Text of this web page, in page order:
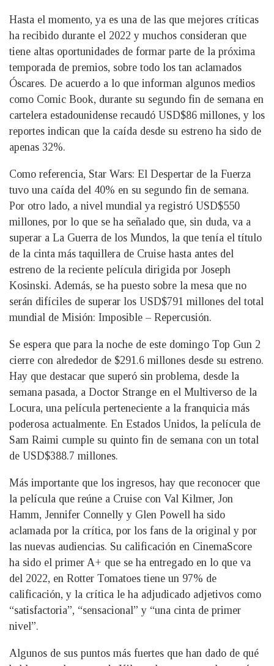
Hasta el momento, ya es una de las que mejores críticas
ha recibido durante el 2022 y muchos consideran que
tiene altas oportunidades de formar parte de la próxima
temporada de premios, sobre todo los tan aclamados
Óscares. De acuerdo a lo que informan algunos medios
como Comic Book, durante su segundo fin de semana en
cartelera estadounidense recaudó USD$86 millones, y los
reportes indican que la caída desde su estreno ha sido de
apenas 32%.
Como referencia, Star Wars: El Despertar de la Fuerza
tuvo una caída del 40% en su segundo fin de semana.
Por otro lado, a nivel mundial ya registró USD$550
millones, por lo que se ha señalado que, sin duda, va a
superar a La Guerra de los Mundos, la que tenía el título
de la cinta más taquillera de Cruise hasta antes del
estreno de la reciente película dirigida por Joseph
Kosinski. Además, se ha puesto sobre la mesa que no
serán difíciles de superar los USD$791 millones del total
mundial de Misión: Imposible – Repercusión.
Se espera que para la noche de este domingo Top Gun 2
cierre con alrededor de $291.6 millones desde su estreno.
Hay que destacar que superó sin problema, desde la
semana pasada, a Doctor Strange en el Multiverso de la
Locura, una película perteneciente a la franquicia más
poderosa actualmente. En Estados Unidos, la película de
Sam Raimi cumple su quinto fin de semana con un total
de USD$388.7 millones.
Más importante que los ingresos, hay que reconocer que
la película que reúne a Cruise con Val Kilmer, Jon
Hamm, Jennifer Connelly y Glen Powell ha sido
aclamada por la crítica, por los fans de la original y por
las nuevas audiencias. Su calificación en CinemaScore
ha sido el primer A+ que se ha entregado en lo que va
del 2022, en Rotter Tomatoes tiene un 97% de
calificación, y la crítica le ha adjudicado adjetivos como
“satisfactoria”, “sensacional” y “una cinta de primer
nivel”.
Algunos de sus puntos más fuertes que han dado de qué